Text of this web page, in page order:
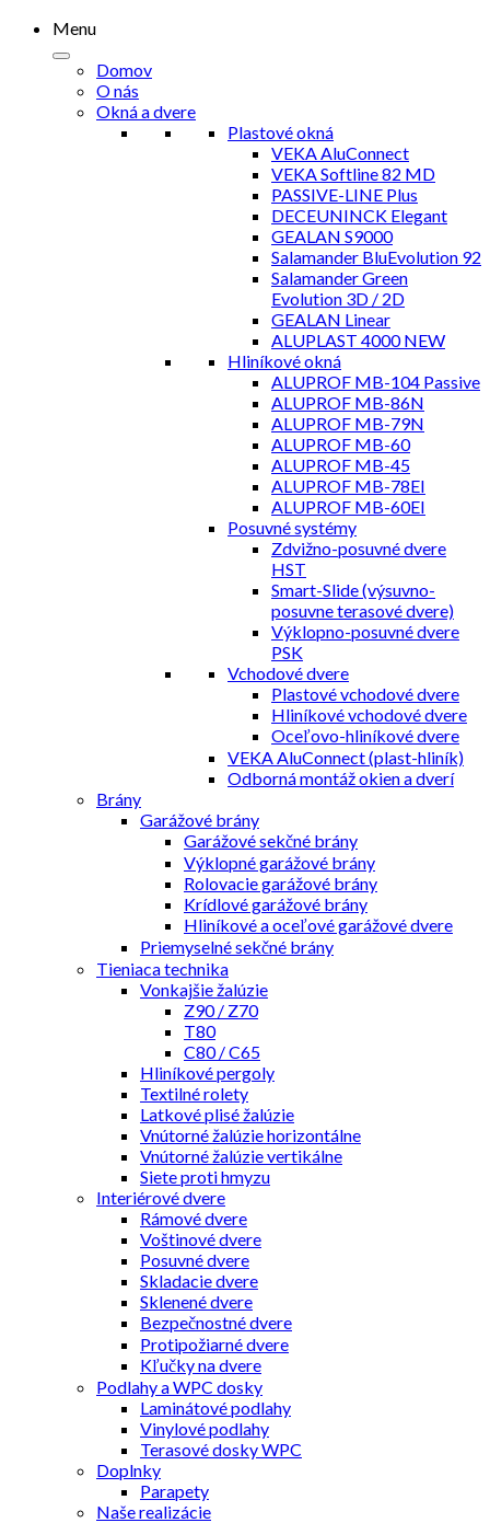
Menu
Domov
O nás
Okná a dvere
Plastové okná
VEKA AluConnect
VEKA Softline 82 MD
PASSIVE-LINE Plus
DECEUNINCK Elegant
GEALAN S9000
Salamander BluEvolution 92
Salamander Green
Evolution 3D / 2D
GEALAN Linear
ALUPLAST 4000 NEW
Hliníkové okná
ALUPROF MB-104 Passive
ALUPROF MB-86N
ALUPROF MB-79N
ALUPROF MB-60
ALUPROF MB-45
ALUPROF MB-78EI
ALUPROF MB-60EI
Posuvné systémy
Zdvižno-posuvné dvere
HST
Smart-Slide (výsuvno-
posuvne terasové dvere)
Výklopno-posuvné dvere
PSK
Vchodové dvere
Plastové vchodové dvere
Hliníkové vchodové dvere
Oceľovo-hliníkové dvere
VEKA AluConnect (plast-hliník)
Odborná montáž okien a dverí
Brány
Garážové brány
Garážové sekčné brány
Výklopné garážové brány
Rolovacie garážové brány
Krídlové garážové brány
Hliníkové a oceľové garážové dvere
Priemyselné sekčné brány
Tieniaca technika
Vonkajšie žalúzie
Z90 / Z70
T80
C80 / C65
Hliníkové pergoly
Textilné rolety
Latkové plisé žalúzie
Vnútorné žalúzie horizontálne
Vnútorné žalúzie vertikálne
Siete proti hmyzu
Interiérové dvere
Rámové dvere
Voštinové dvere
Posuvné dvere
Skladacie dvere
Sklenené dvere
Bezpečnostné dvere
Protipožiarné dvere
Kľučky na dvere
Podlahy a WPC dosky
Laminátové podlahy
Vinylové podlahy
Terasové dosky WPC
Doplnky
Parapety
Naše realizácie